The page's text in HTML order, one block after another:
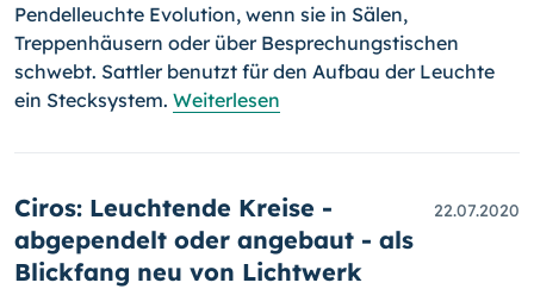
Pendelleuchte Evo­lu­tion, wenn sie in Sälen,
Treppenhäusern oder über Bespre­chungs­tischen
schwebt. Sattler benutzt für den Aufbau der Leuchte
ein Steck­system. Weiterlesen
Ciros: Leuchtende Kreise -
abgependelt oder angebaut - als
Blickfang neu von Lichtwerk
22.07.2020